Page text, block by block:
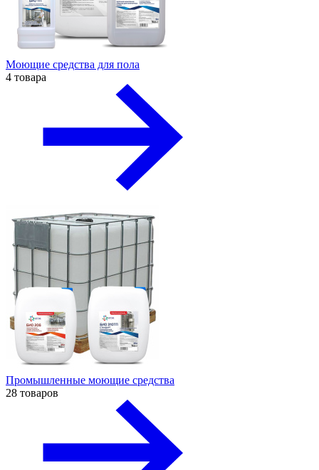
Моющие средства для пола
4 товара
Промышленные моющие средства
28 товаров